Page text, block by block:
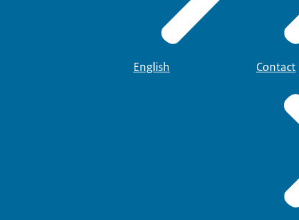
English Contact